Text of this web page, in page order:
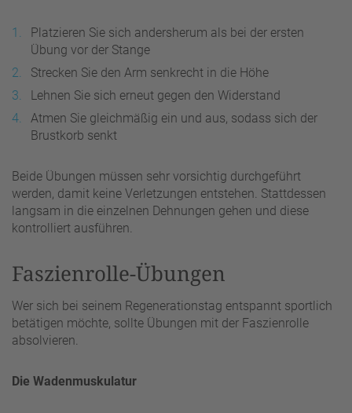
Platzieren Sie sich andersherum als bei der ersten
Übung vor der Stange
Strecken Sie den Arm senkrecht in die Höhe
Lehnen Sie sich erneut gegen den Widerstand
Atmen Sie gleichmäßig ein und aus, sodass sich der
Brustkorb senkt
Beide Übungen müssen sehr vorsichtig durchgeführt
werden, damit keine Verletzungen entstehen. Stattdessen
langsam in die einzelnen Dehnungen gehen und diese
kontrolliert ausführen.
Faszienrolle-Übungen
Wer sich bei seinem Regenerationstag entspannt sportlich
betätigen möchte, sollte Übungen mit der Faszienrolle
absolvieren.
Die Wadenmuskulatur